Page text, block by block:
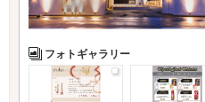
フォトギャラリー